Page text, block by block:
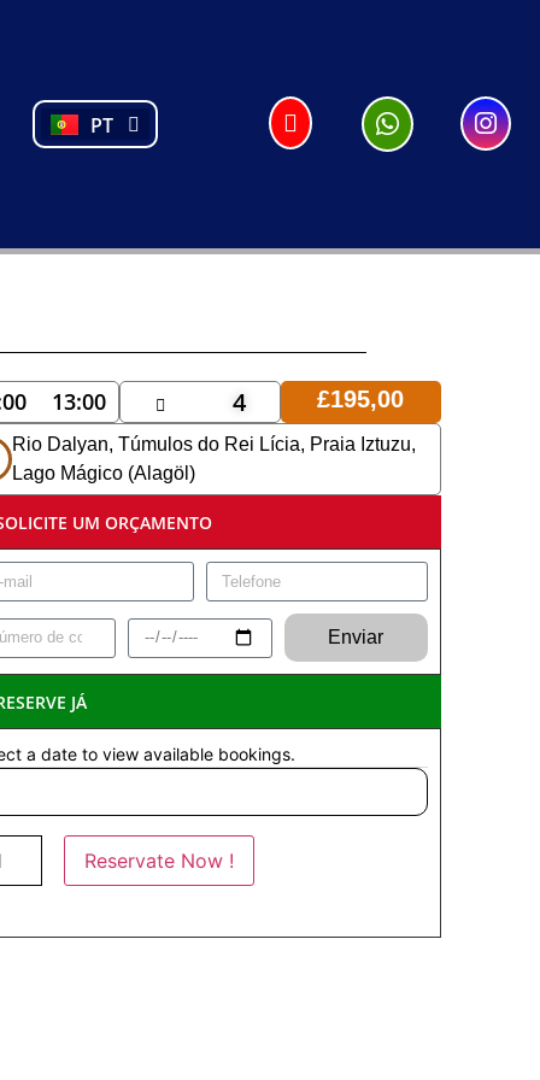
PT
PL
TR
13:00 4 £195,00
Rio Dalyan, Túmulos do Rei Lícia, Praia Iztuzu,
Lago Mágico (Alagöl)
UM ORÇAMENTO
Enviar
JÁ
a date to view available bookings.
Reservate Now !